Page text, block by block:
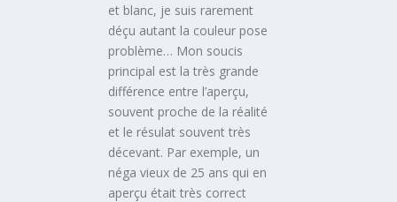
et blanc, je suis rarement
déçu autant la couleur pose
problème… Mon soucis
principal est la très grande
différence entre l’aperçu,
souvent proche de la réalité
et le résulat souvent très
décevant. Par exemple, un
néga vieux de 25 ans qui en
aperçu était très correct